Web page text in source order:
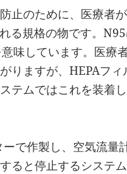
止のために、医療者
る規格の物です。
味しています。医療
りますが、HEPAフ
テムではこれを装着
で作製し、空気流量
ると停止するシステ